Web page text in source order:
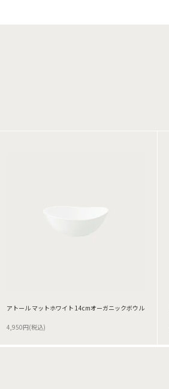
アトール マットホワイト 14cmオーガニックボウル
4,950円(税込)